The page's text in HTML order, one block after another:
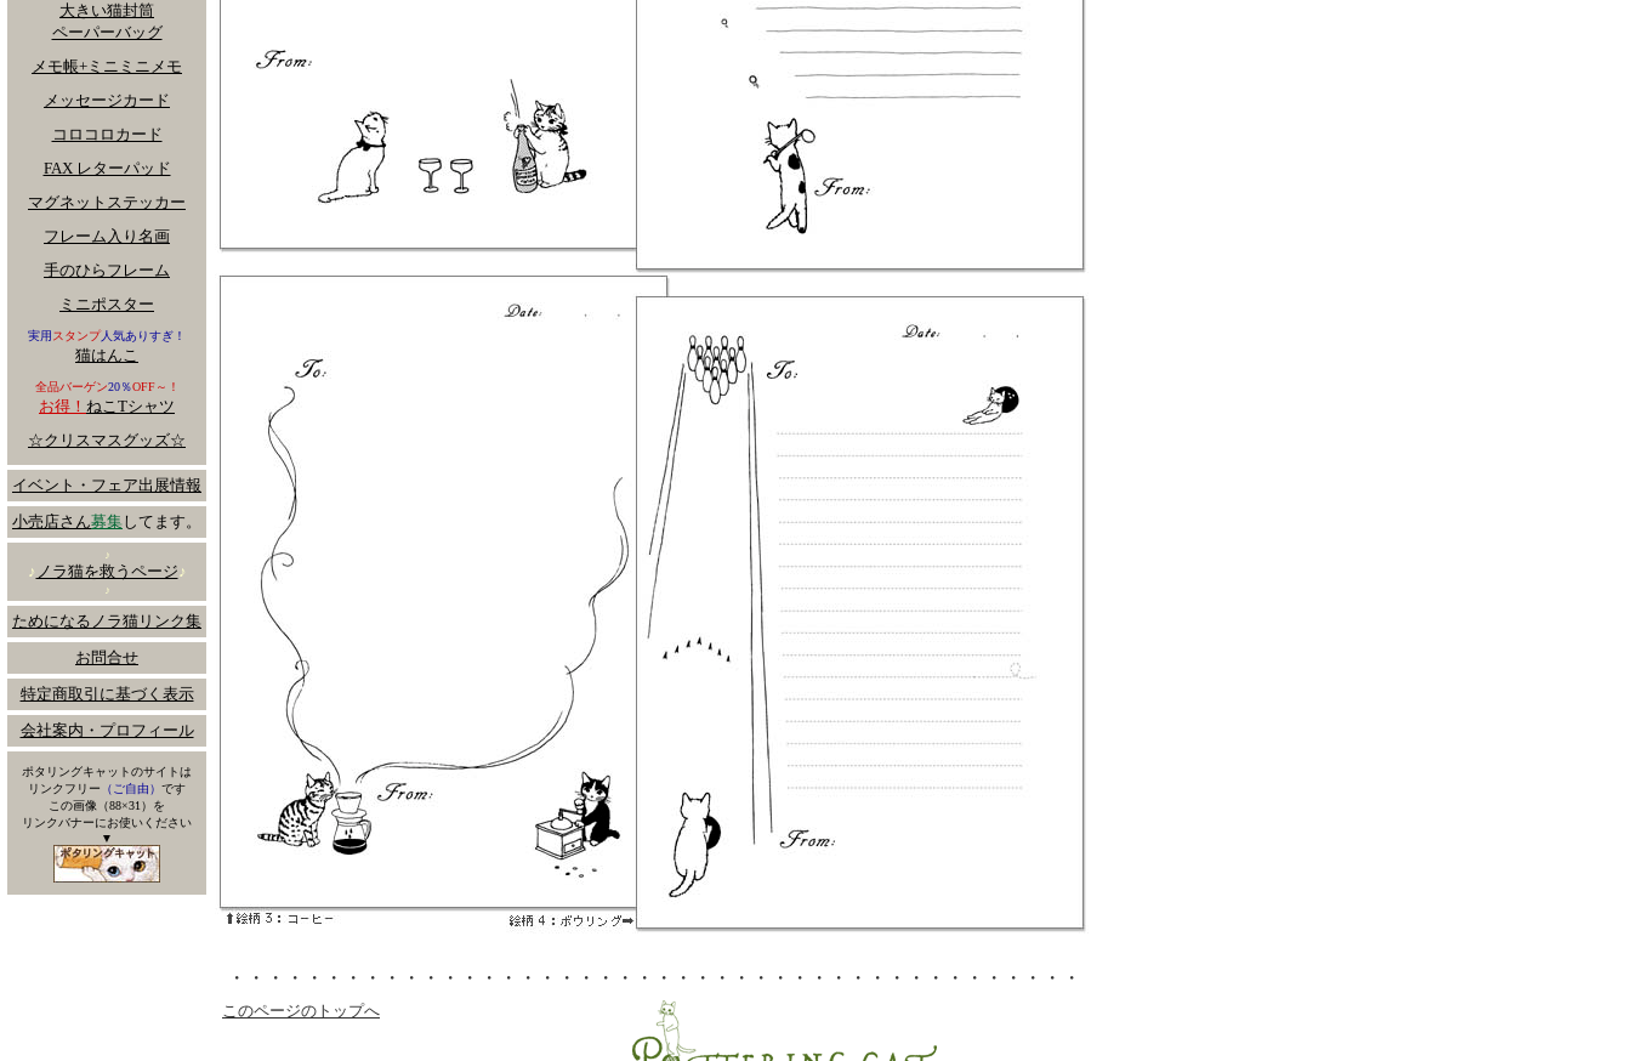
大きい猫封筒
ペーパーバッグ
メモ帳+ミニミニメモ
メッセージカード
コロコロカード
FAX レターパッド
マグネットステッカー
フレーム入り名画
手のひらフレーム
ミニポスター
実用スタンプ人気ありすぎ！
猫はんこ
全品バーゲン20％OFF～！
お得！ ねこTシャツ
☆クリスマスグッズ☆
イベント・フェア出展情報
小売店さん募集してます。
♪
♪ ノラ猫を救うページ♪
♪
ためになるノラ猫リンク集
お問合せ
特定商取引に基づく表示
会社案内・プロフィール
ポタリングキャットのサイトは
リンクフリー （ご自由） です
この画像（88×31）を
リンクバナーにお使いください
▼
・・・・・・・・・・・・・・・・・・・・・・・・・・・・・・・・・・・・・・・・・・・・
このページのトップへ